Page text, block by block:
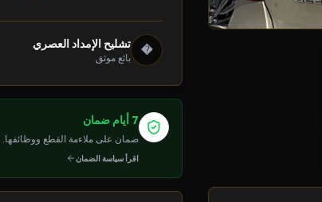
� تشليح الإمداد العصري
بائع موثق
7 أيام ضمان
ضمان على ملاءمة القطع ووظائفها.
اقرأ سياسة الضمان